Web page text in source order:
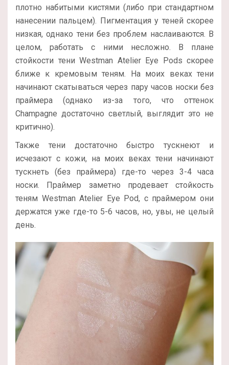
плотно набитыми кистями (либо при стандартном
нанесении пальцем). Пигментация у теней скорее
низкая, однако тени без проблем наслаиваются. В
целом, работать с ними несложно. В плане
стойкости тени Westman Atelier Eye Pods скорее
ближе к кремовым теням. На моих веках тени
начинают скатываться через пару часов носки без
праймера (однако из-за того, что оттенок
Champagne достаточно светлый, выглядит это не
критично).
Также тени достаточно быстро тускнеют и
исчезают с кожи, на моих веках тени начинают
тускнеть (без праймера) где-то через 3-4 часа
носки. Праймер заметно продевает стойкость
теням Westman Atelier Eye Pod, с праймером они
держатся уже где-то 5-6 часов, но, увы, не целый
день.